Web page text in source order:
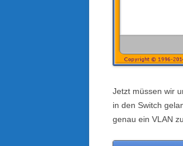
Jetzt müssen wir
in den Switch
genau ein VLAN